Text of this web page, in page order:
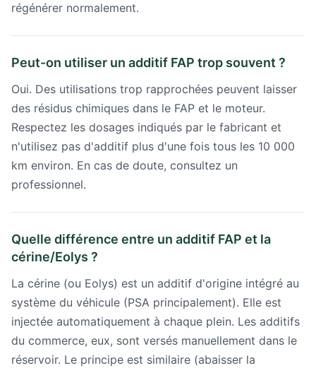
régénérer normalement.
Peut-on utiliser un additif FAP trop souvent ?
Oui. Des utilisations trop rapprochées peuvent laisser
des résidus chimiques dans le FAP et le moteur.
Respectez les dosages indiqués par le fabricant et
n'utilisez pas d'additif plus d'une fois tous les 10 000
km environ. En cas de doute, consultez un
professionnel.
Quelle différence entre un additif FAP et la
cérine/Eolys ?
La cérine (ou Eolys) est un additif d'origine intégré au
système du véhicule (PSA principalement). Elle est
injectée automatiquement à chaque plein. Les additifs
du commerce, eux, sont versés manuellement dans le
réservoir. Le principe est similaire (abaisser la